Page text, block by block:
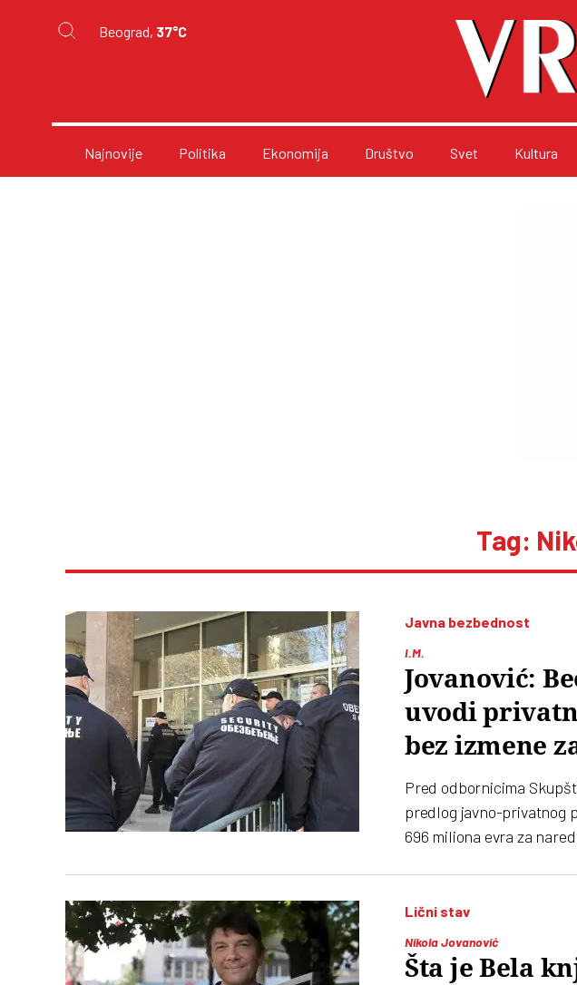
Beograd, 37°C
Najnovije Politika Ekonomija Društvo Svet Kultura
Tag:
Javna bezbednost
I.M.
Jovanović:
uvodi
bez izmene
Pred odbornicima
predlog javno-privatnog
696 miliona evra za
Lični stav
Nikola Jovanović
Šta je Bela